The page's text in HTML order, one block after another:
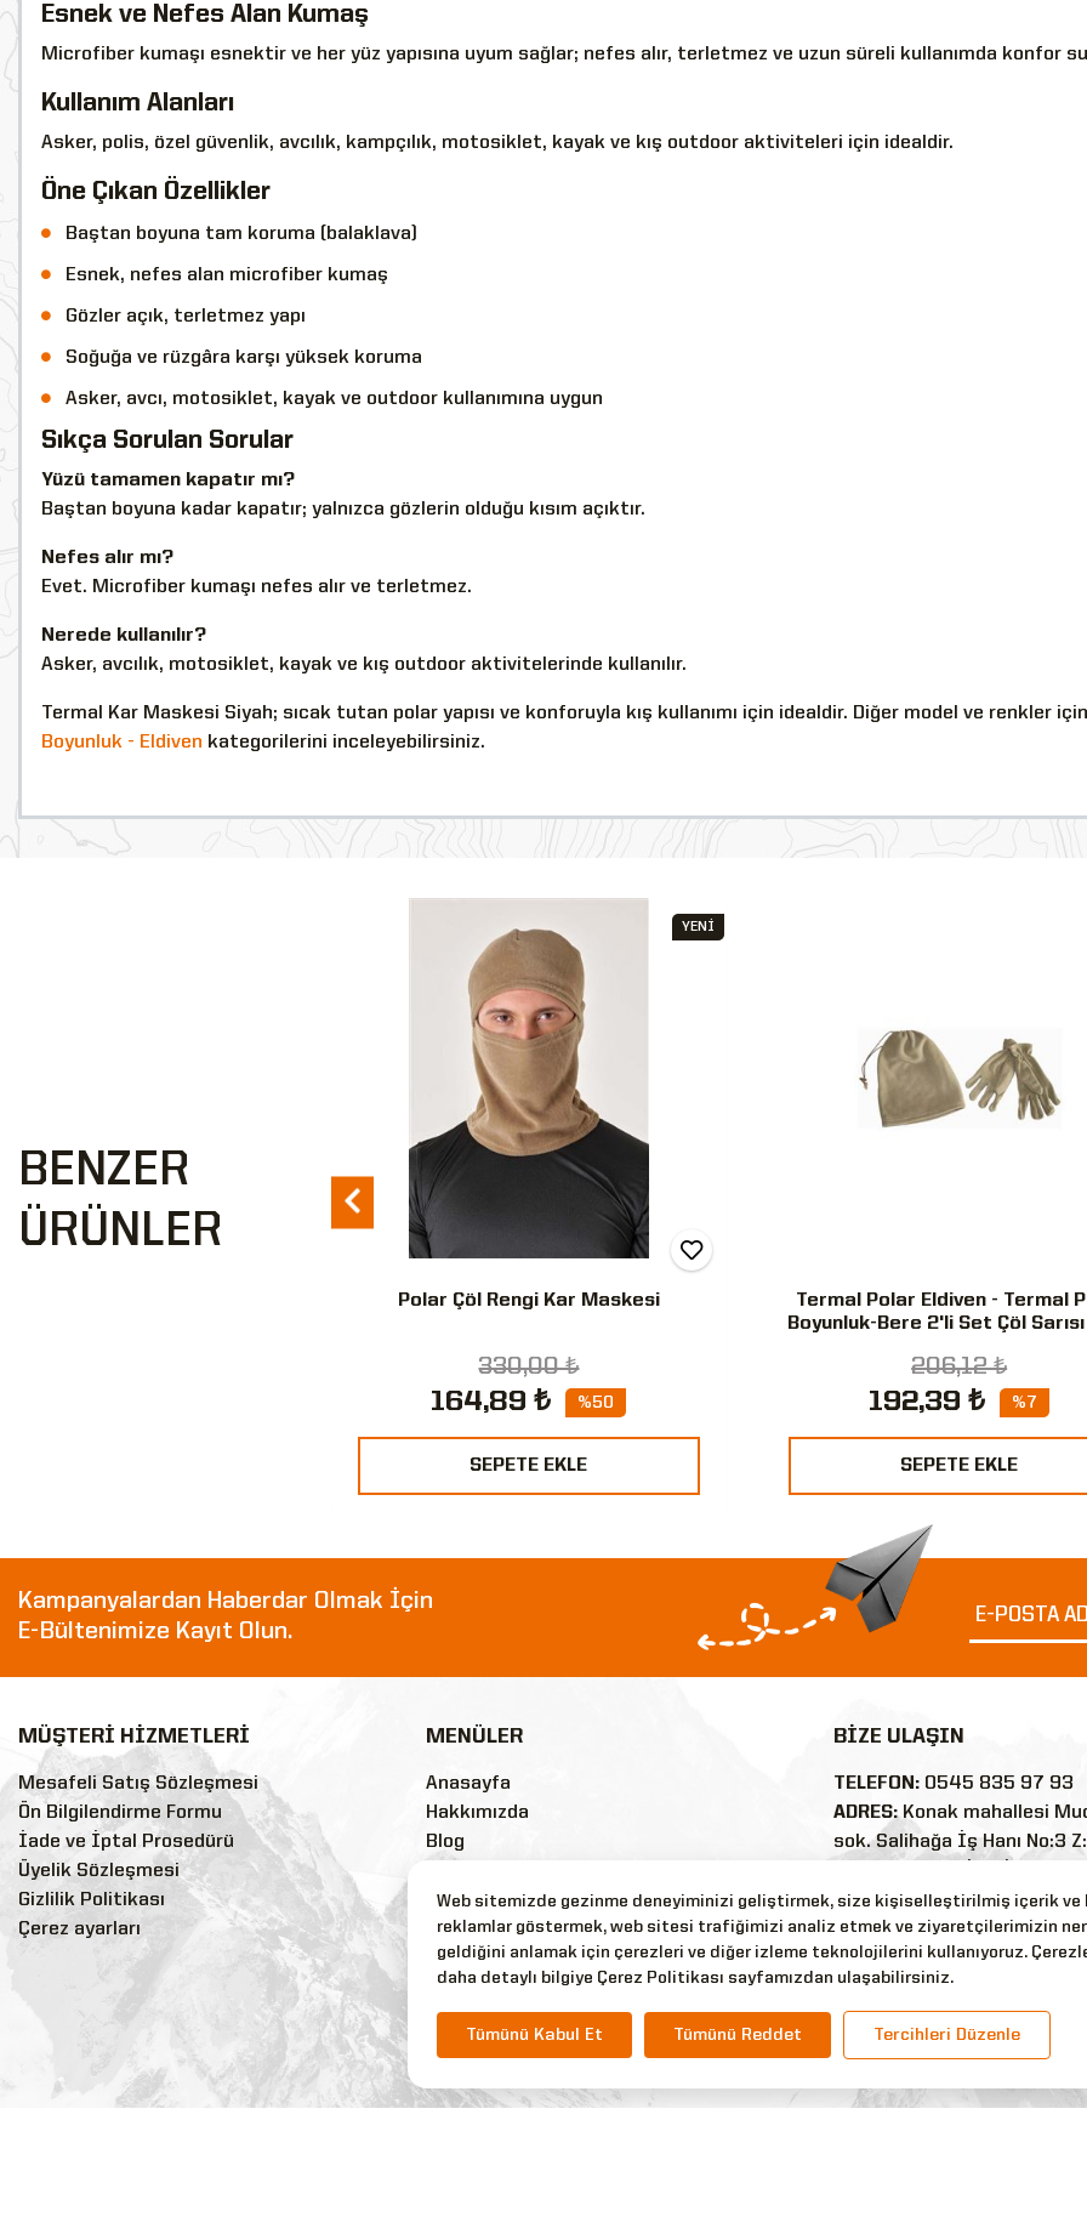
Web sitemizde gezinme deneyiminizi geliştirmek, size kişiselleştirilmiş içerik ve
reklamlar göstermek, web sitesi trafiğimizi analiz etmek ve ziyaretçilerimizin
geldiğini anlamak için çerezleri ve diğer izleme teknolojilerini kullanıyoruz.
daha detaylı bilgiye Çerez Politikası sayfamızdan ulaşabilirsiniz.
Tümünü Kabul Et Tümünü Reddet Tercihleri Düzenle
Esnek ve Nefes Alan Kumaş
Microfiber kumaşı esnektir ve her yüz yapısına uyum sağlar; nefes alır, terletmez ve uzun süreli kullanımda konfor
Kullanım Alanları
Asker, polis, özel güvenlik, avcılık, kampçılık, motosiklet, kayak ve kış outdoor aktiviteleri için idealdir.
Öne Çıkan Özellikler
Baştan boyuna tam koruma (balaklava)
Esnek, nefes alan microfiber kumaş
Gözler açık, terletmez yapı
Soğuğa ve rüzgâra karşı yüksek koruma
Asker, avcı, motosiklet, kayak ve outdoor kullanımına uygun
Sıkça Sorulan Sorular
Yüzü tamamen kapatır mı?
Baştan boyuna kadar kapatır; yalnızca gözlerin olduğu kısım açıktır.
Nefes alır mı?
Evet. Microfiber kumaşı nefes alır ve terletmez.
Nerede kullanılır?
Asker, avcılık, motosiklet, kayak ve kış outdoor aktivitelerinde kullanılır.
Termal Kar Maskesi Siyah; sıcak tutan polar yapısı ve konforuyla kış kullanımı için idealdir. Diğer model ve renkler
Boyunluk - Eldiven kategorilerini inceleyebilirsiniz.
BENZER
ÜRÜNLER
Polar Çöl Rengi Kar Maskesi
330,00 ₺
164,89 ₺ %50
SEPETE EKLE
YENİ
Termal Polar Eldiven - Termal
Boyunluk-Bere 2'li Set Çöl
206,12 ₺
192,39 ₺ %7
SEPETE EKLE
Kampanyalardan Haberdar Olmak İçin
E-Bültenimize Kayıt Olun.
MÜŞTERİ HİZMETLERİ
Mesafeli Satış Sözleşmesi
Ön Bilgilendirme Formu
İade ve İptal Prosedürü
Üyelik Sözleşmesi
Gizlilik Politikası
Çerez ayarları
MENÜLER
Anasayfa
Hakkımızda
Blog
Markalar
İndirimli Ürünler
Yeni Ürünler
Tüm Ürünler
İletişim
BİZE ULAŞIN
TELEFON: 0545 835 97 93
ADRES:Konak mahallesi
sok. Salihağa İş Hanı No:3
E-POSTA:
WHATSAPP: 0545 835 97